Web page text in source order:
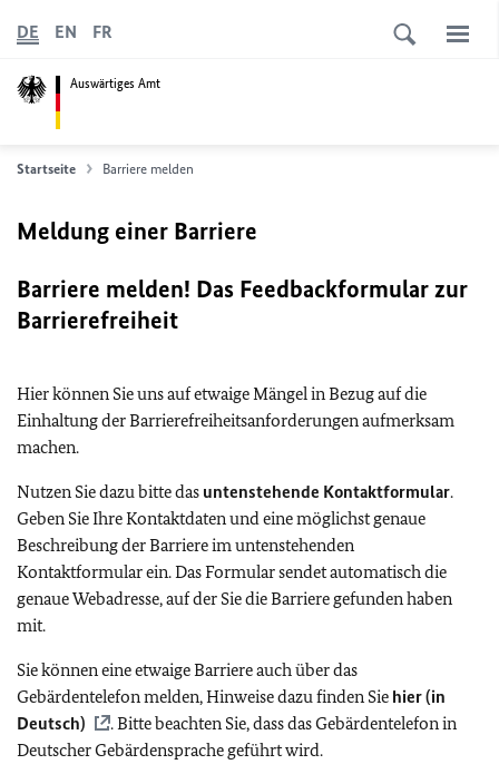
Auswärtiges Amt
DE EN FR
Startseite Barriere melden
Meldung einer Barriere
Barriere melden! Das Feedbackformular zur
Barrierefreiheit
Hier können Sie uns auf etwaige Mängel in Bezug auf die
Einhaltung der Barrierefreiheitsanforderungen aufmerksam
machen.
Nutzen Sie dazu bitte das untenstehende Kontaktformular.
Geben Sie Ihre Kontaktdaten und eine möglichst genaue
Beschreibung der Barriere im untenstehenden
Kontaktformular ein. Das Formular sendet automatisch die
genaue Webadresse, auf der Sie die Barriere gefunden haben
mit.
Sie können eine etwaige Barriere auch über das
Gebärdentelefon melden, Hinweise dazu finden Sie hier (in
Deutsch)
. Bitte beachten Sie, dass das Gebärdentelefon in
Deutscher Gebärdensprache geführt wird.